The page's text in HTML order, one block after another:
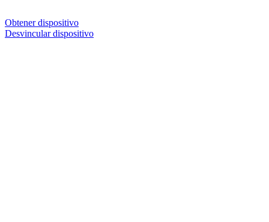
Obtener dispositivo
Desvincular dispositivo